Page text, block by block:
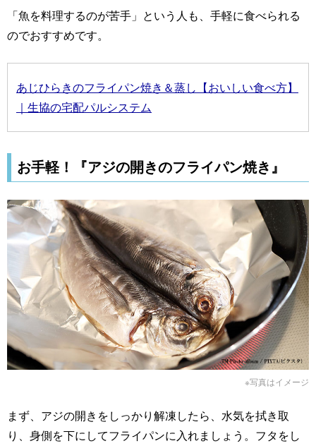
「魚を料理するのが苦手」という人も、手軽に食べられる
のでおすすめです。
あじひらきのフライパン焼き＆蒸し【おいしい食べ方】
｜生協の宅配パルシステム
お手軽！『アジの開きのフライパン焼き』
※写真はイメージ
まず、アジの開きをしっかり解凍したら、水気を拭き取
り、身側を下にしてフライパンに入れましょう。フタをし